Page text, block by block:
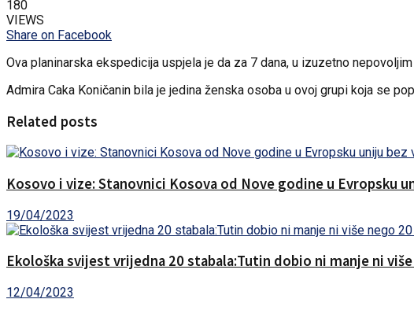
180
VIEWS
Share on Facebook
Ova planinarska ekspedicija uspjela je da za 7 dana, u izuzetno
Admira Caka Koničanin bila je jedina ženska osoba u ovoj grupi koja se
Related posts
Kosovo i vize: Stanovnici Kosova od Nove godine u Evropsku
19/04/2023
Ekološka svijest vrijedna 20 stabala:Tutin dobio ni manje ni
12/04/2023